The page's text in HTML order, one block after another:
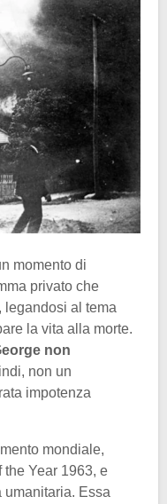
momento di
privato che
legandosi al tema
la vita alla morte.
non
non un
impotenza
mondiale,
Year 1963, e
umanitaria. Essa